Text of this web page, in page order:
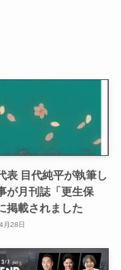
表 目代純平が執筆し
が月刊誌「更生保
掲載されました
月28日